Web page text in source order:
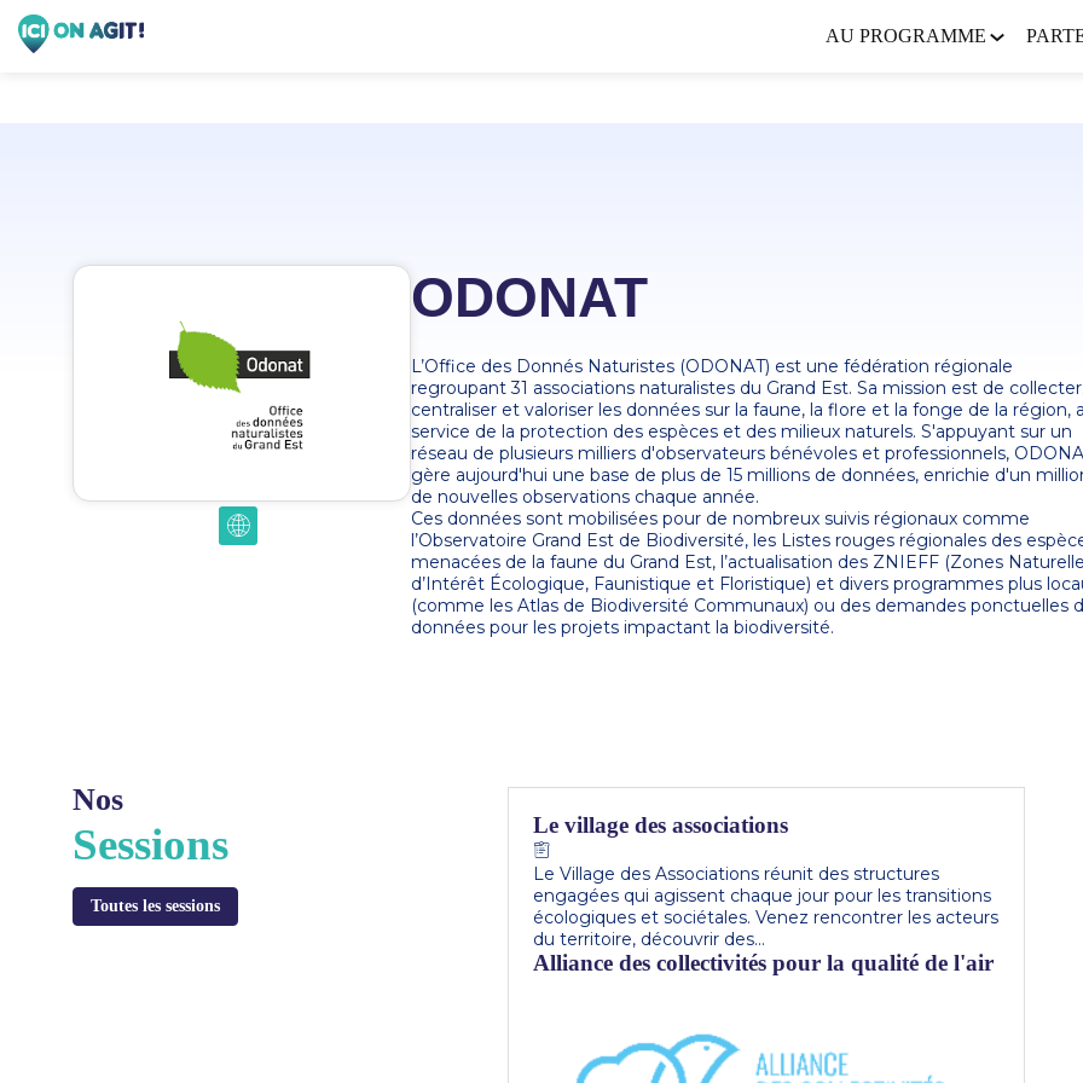
AU PROGRAMME
ODONAT
L’Office des Donnés Naturistes (ODONAT) est une fédération régionale
regroupant 31 associations naturalistes du Grand Est. Sa mission est de
centraliser et valoriser les données sur la faune, la flore et la fonge de la région,
service de la protection des espèces et des milieux naturels. S'appuyant sur un
réseau de plusieurs milliers d'observateurs bénévoles et professionnels,
gère aujourd'hui une base de plus de 15 millions de données, enrichie d'un
de nouvelles observations chaque année.
Ces données sont mobilisées pour de nombreux suivis régionaux comme
l’Observatoire Grand Est de Biodiversité, les Listes rouges régionales des
menacées de la faune du Grand Est, l’actualisation des ZNIEFF (Zones
d’Intérêt Écologique, Faunistique et Floristique) et divers programmes plus
(comme les Atlas de Biodiversité Communaux) ou des demandes ponctuelles
Nos
Sessions
Toutes les sessions
Le village des associations
Le Village des Associations réunit des structures
engagées qui agissent chaque jour pour les transitions
écologiques et sociétales. Venez rencontrer les acteurs
du territoire, découvrir des...
Alliance des collectivités pour la qualité de l'air